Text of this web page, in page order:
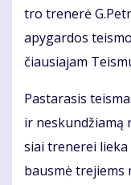
tro tre­ne­rė
apy­gar­dos
čiau­sia­jam
Pas­ta­ra­sis
ir
siai tre­ne­rei
baus­mė tre­jiems